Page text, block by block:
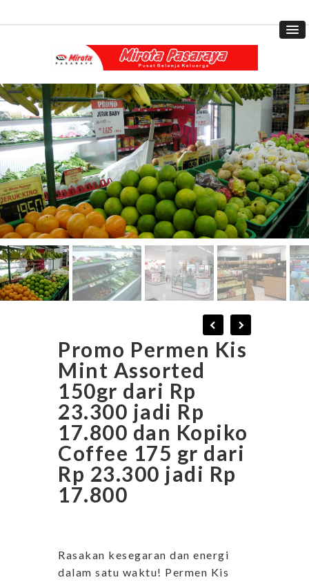
Promo Permen Kis
Mint Assorted
150gr dari Rp
23.300 jadi Rp
17.800 dan Kopiko
Coffee 175 gr dari
Rp 23.300 jadi Rp
17.800
Rasakan kesegaran dan energi
dalam satu waktu! Permen Kis